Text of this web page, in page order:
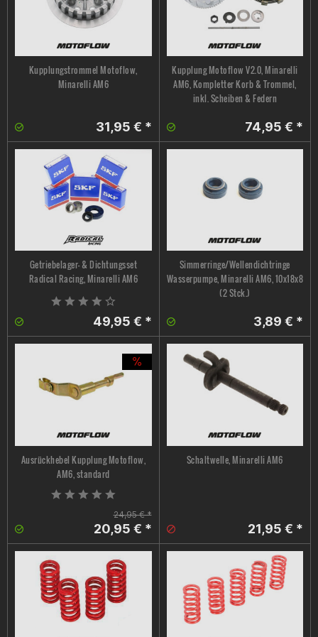
Kupplungstrommel Motoflow,
Minarelli AM6
31,95 € *
Kupplung Motoflow V2.0, Minarelli
AM6, Kompletter Korb & Trommel,
inkl. Scheiben & Federn
74,95 € *
Getriebelager- & Dichtungsset
Radical Racing, Minarelli AM6
49,95 € *
Simmerringe/Wellendichtringe
Wasserpumpe, Minarelli AM6, 10x18x8
(2 Stck.)
3,89 € *
Ausrückhebel Kupplung Motoflow,
AM6, standard
24,95 € *
20,95 € *
Schaltwelle, Minarelli AM6
21,95 € *